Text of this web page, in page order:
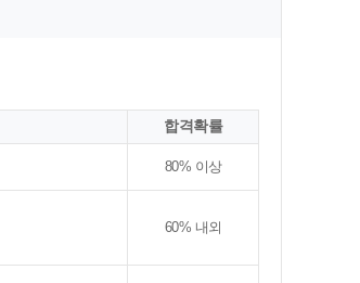
합격확률
80% 이상
60% 내외